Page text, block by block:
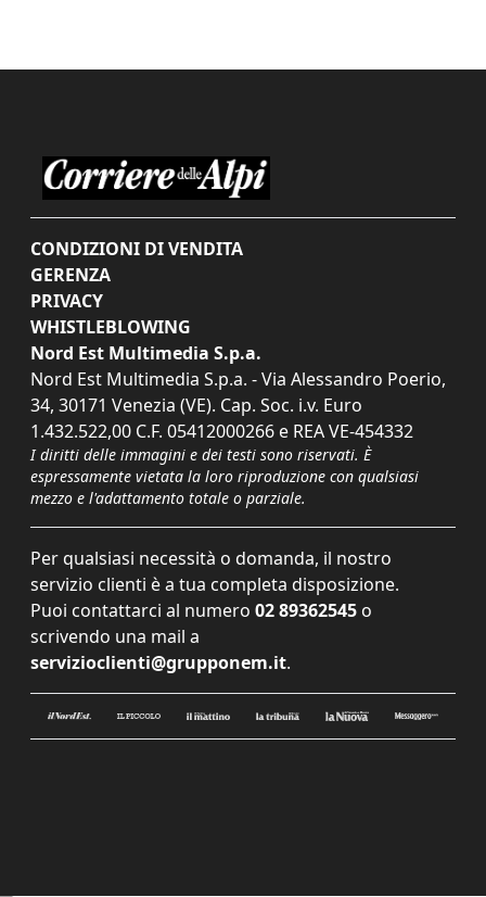
CONDIZIONI DI VENDITA
GERENZA
PRIVACY
WHISTLEBLOWING
Nord Est Multimedia S.p.a.
Nord Est Multimedia S.p.a. - Via Alessandro Poerio,
34, 30171 Venezia (VE). Cap. Soc. i.v. Euro
1.432.522,00 C.F. 05412000266 e REA VE-454332
I diritti delle immagini e dei testi sono riservati. È
espressamente vietata la loro riproduzione con qualsiasi
mezzo e l'adattamento totale o parziale.
Per qualsiasi necessità o domanda, il nostro
servizio clienti è a tua completa disposizione.
Puoi contattarci al numero 02 89362545 o
scrivendo una mail a
servizioclienti@grupponem.it.